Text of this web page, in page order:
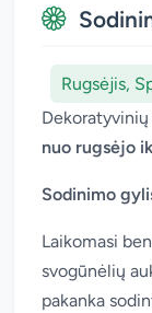
Rugsėjis,
nuo rugsėjo
Sodinimo
Laikomasi
svogūnėlių
pakanka